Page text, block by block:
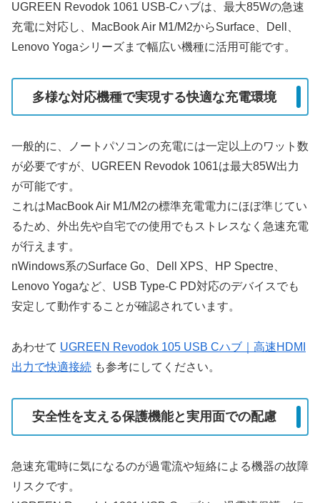
UGREEN Revodok 1061 USB-Cハブは、最大85Wの急速
充電に対応し、MacBook Air M1/M2からSurface、Dell、
Lenovo Yogaシリーズまで幅広い機種に活用可能です。
多様な対応機種で実現する快適な充電環境
一般的に、ノートパソコンの充電には一定以上のワット数
が必要ですが、UGREEN Revodok 1061は最大85W出力
が可能です。
これはMacBook Air M1/M2の標準充電電力にほぼ準じてい
るため、外出先や自宅での使用でもストレスなく急速充電
が行えます。
nWindows系のSurface Go、Dell XPS、HP Spectre、
Lenovo Yogaなど、USB Type-C PD対応のデバイスでも
安定して動作することが確認されています。
あわせて UGREEN Revodok 105 USB Cハブ｜高速HDMI
出力で快適接続 も参考にしてください。
安全性を支える保護機能と実用面での配慮
急速充電時に気になるのが過電流や短絡による機器の故障
リスクです。